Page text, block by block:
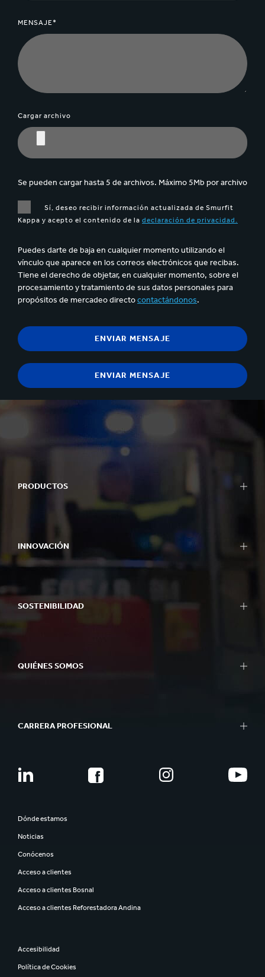
MENSAJE*
Cargar archivo
Se pueden cargar hasta 5 de archivos. Máximo 5Mb por archivo
Sí, deseo recibir información actualizada de Smurfit
Kappa y acepto el contenido de la declaración de privacidad.
Puedes darte de baja en cualquier momento utilizando el
vínculo que aparece en los correos electrónicos que recibas.
Tiene el derecho de objetar, en cualquier momento, sobre el
procesamiento y tratamiento de sus datos personales para
propósitos de mercadeo directocontactándonos.
PRODUCTOS
INNOVACIÓN
SOSTENIBILIDAD
QUIÉNES SOMOS
CARRERA PROFESIONAL
Dónde estamos
Noticias
Conócenos
Acceso a clientes
Acceso a clientes Bosnal
Acceso a clientes Reforestadora Andina
Accesibilidad
Política de Cookies